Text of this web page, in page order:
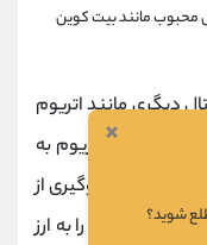
محبوب مانند بیت کوین
دیگری مانند اتریوم
اگر قیمت اتریوم به
کرد. برای جلوگیری از
شده خود را به ارز
×
شوید؟